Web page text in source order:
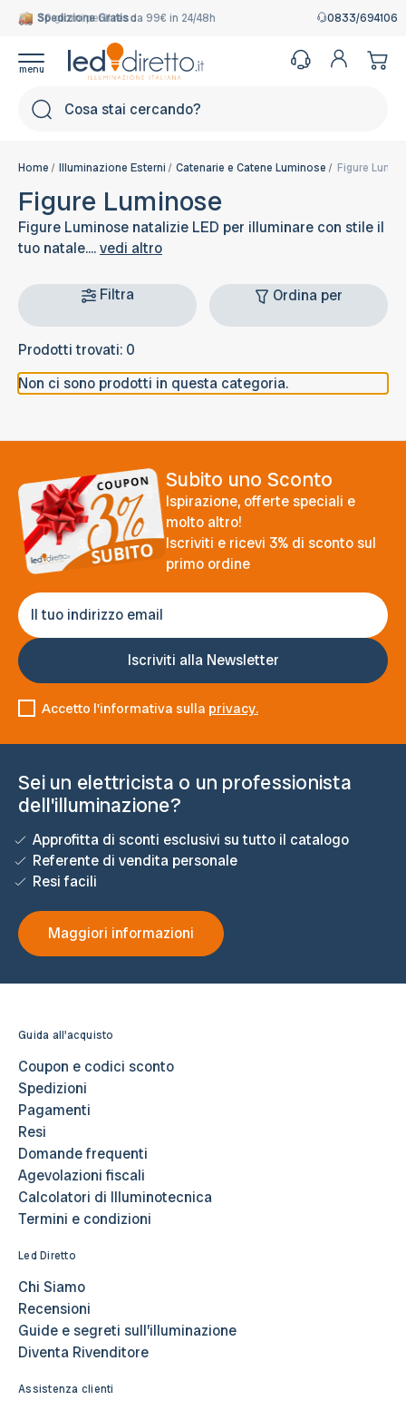
Spedizione Gratisda 99€ in 24/48h
30 giorni per il reso 0833/694106
Home Illuminazione Esterni Catenarie e Catene Luminose Figure
Figure Luminose
Figure Luminose natalizie LED per illuminare con stile il
tuo natale....vedi altro
Filtra Ordina per
Prodotti trovati: 0
Non ci sono prodotti in questa categoria.
Subito uno Sconto
Ispirazione, offerte speciali e
molto altro!
Iscriviti e ricevi 3% di sconto sul
primo ordine
Accetto l'informativa sulla privacy.
Sei un elettricista o un professionista
dell'illuminazione?
Approfitta di sconti esclusivi su tutto il catalogo
Referente di vendita personale
Resi facili
Maggiori informazioni
Guida all'acquisto
Coupon e codici sconto
Spedizioni
Pagamenti
Resi
Domande frequenti
Agevolazioni fiscali
Calcolatori di Illuminotecnica
Termini e condizioni
Led Diretto
Chi Siamo
Recensioni
Guide e segreti sull’illuminazione
Diventa Rivenditore
Assistenza clienti